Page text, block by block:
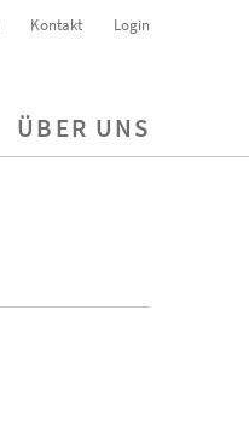
Kontakt Login
ÜBER UNS